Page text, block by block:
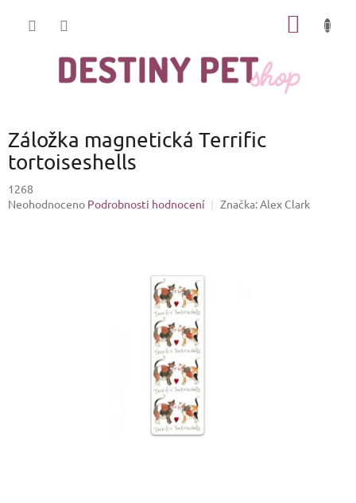
Záložka magnetická Terrific
tortoiseshells
1268
Průměrné
Neohodnoceno Podrobnosti hodnocení Značka:Alex Clark